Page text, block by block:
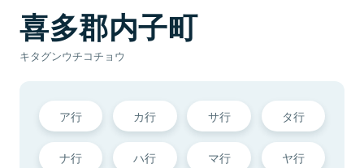
喜多郡内子町
キタグンウチコチョウ
ア行 カ行 サ行 タ行
ナ行 ハ行 マ行 ヤ行